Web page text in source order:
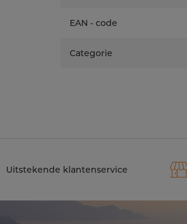
EAN - code
Categorie
Uitstekende klantenservice